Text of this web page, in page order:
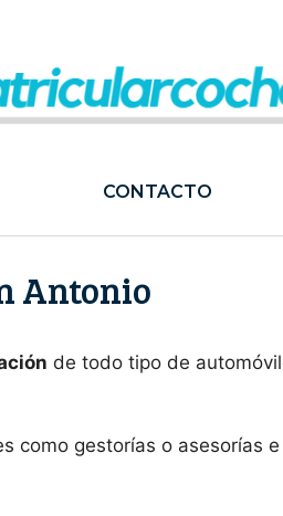
CONTACTO
Antonio
de todo tipo de
como gestorías o asesorías